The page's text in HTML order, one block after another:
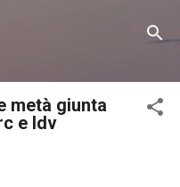
principali
metà giunta
e Idv